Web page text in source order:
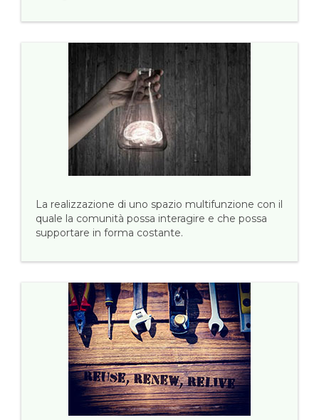
La realizzazione di uno spazio multifunzione con il
quale la comunità possa interagire e che possa
supportare in forma costante.